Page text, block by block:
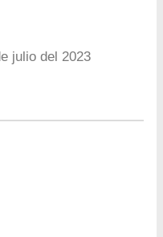
julio del 2023